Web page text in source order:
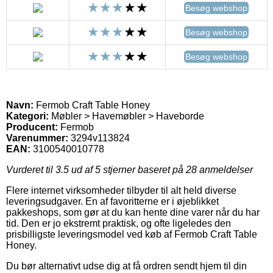
Besøg webshop
Besøg webshop
Besøg webshop
Navn: Fermob Craft Table Honey
Kategori: Møbler > Havemøbler > Haveborde
Producent: Fermob
Varenummer: 3294v113824
EAN: 3100540010778
Vurderet til 3.5 ud af 5 stjerner baseret på 28 anmeldelser
Flere internet virksomheder tilbyder til alt held diverse
leveringsudgaver. En af favoritterne er i øjeblikket
pakkeshops, som gør at du kan hente dine varer når du har
tid. Den er jo ekstremt praktisk, og ofte ligeledes den
prisbilligste leveringsmodel ved køb af Fermob Craft Table
Honey.
Du bør alternativt udse dig at få ordren sendt hjem til din